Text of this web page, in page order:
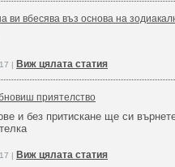
ви вбесява въз основа на
| Виж цялата статия
приятелство
и без притискане ще си
| Виж цялата статия